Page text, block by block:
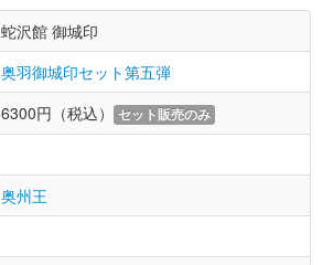
蛇沢館 御城印
奥羽御城印セット第五弾
6300円（税込） セット販売のみ
奥州王